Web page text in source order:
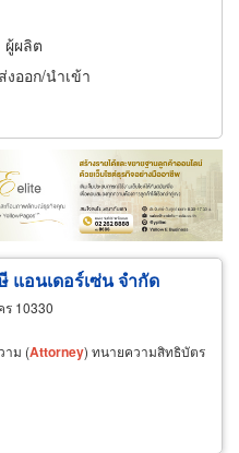
ผู้ผลิต
งออก/นำเข้า
อนเดอร์เซ่น จำกัด
10330
าม (Attorney) ทนายความสิทธิบัตร